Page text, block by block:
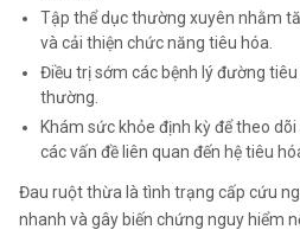
Tập thể dục thường xuyên nhằm
và cải thiện chức năng tiêu hóa.
Điều trị sớm các bệnh lý đường
thường.
Khám sức khỏe định kỳ để theo
các vấn đề liên quan đến hệ tiêu
Đau ruột thừa là tình trạng cấp cứu
nhanh và gây biến chứng nguy hiểm